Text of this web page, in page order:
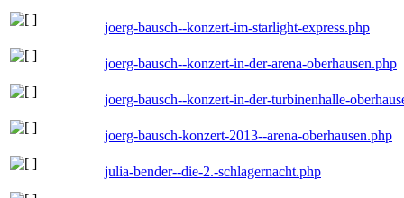
joerg-bausch--konzert-im-starlight-express.php
joerg-bausch--konzert-in-der-arena-oberhausen.php
joerg-bausch--konzert-in-der-turbinenhalle-
joerg-bausch-konzert-2013--arena-oberhausen.php
julia-bender--die-2.-schlagernacht.php